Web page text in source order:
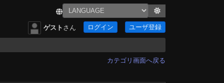
ゲスト さん ログイン ユーザ登録
カテゴリ画面へ戻る